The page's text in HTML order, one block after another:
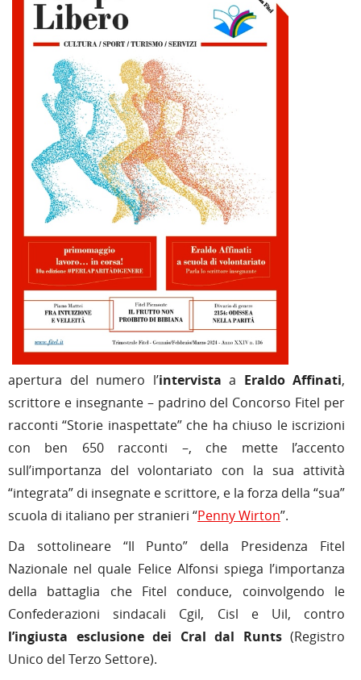
apertura del numero l’intervista a Eraldo Affinati,
scrittore e insegnante – padrino del Concorso Fitel per
racconti “Storie inaspettate” che ha chiuso le iscrizioni
con ben 650 racconti –, che mette l’accento
sull’importanza del volontariato con la sua attività
“integrata” di insegnate e scrittore, e la forza della “sua”
scuola di italiano per stranieri “Penny Wirton”.
Da sottolineare “Il Punto” della Presidenza Fitel
Nazionale nel quale Felice Alfonsi spiega l’importanza
della battaglia che Fitel conduce, coinvolgendo le
Confederazioni sindacali Cgil, Cisl e Uil, contro
l’ingiusta esclusione dei Cral dal Runts(Registro
Unico del Terzo Settore).